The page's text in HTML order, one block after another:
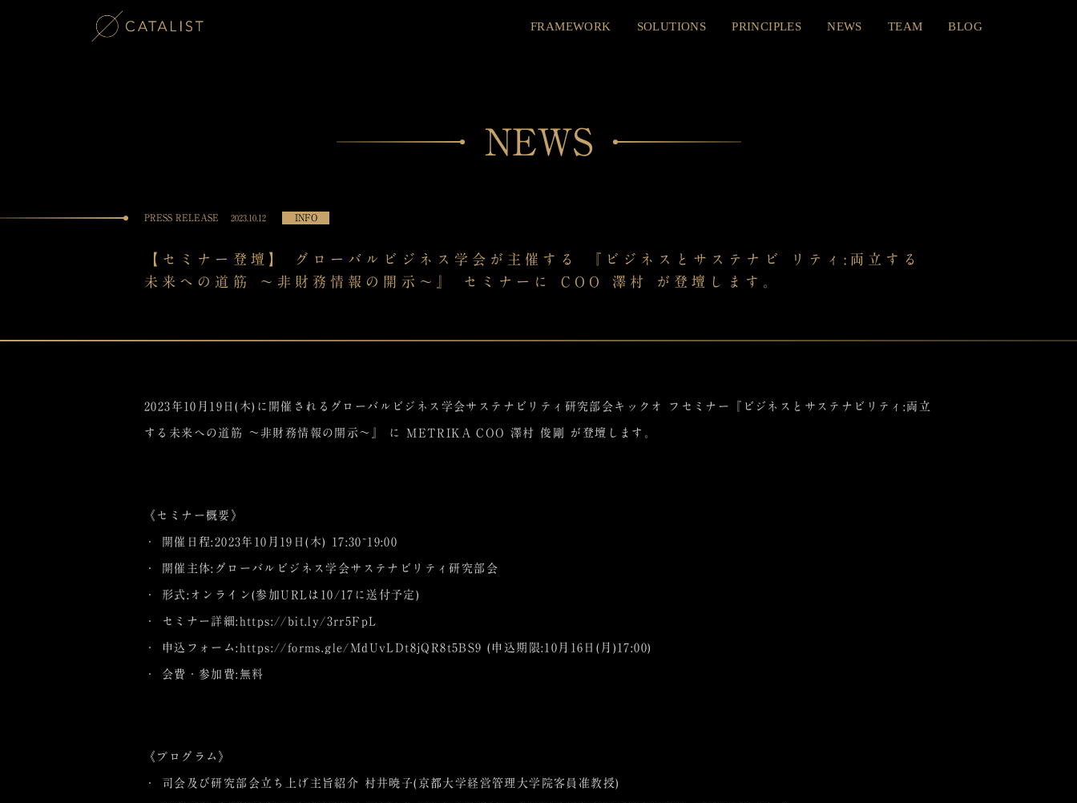
FRAMEWORK SOLUTIONS PRINCIPLES NEWS TEAM BLOG
NEWS
PRESS RELEASE 2023.10.12 INFO
【セミナー登壇】 グローバルビジネス学会が主催する 『ビジネスとサステナビ リティ:両立する
未来への道筋 〜非財務情報の開示〜』 セミナーに COO 澤村 が登壇します。
2023年10月19日(木)に開催されるグローバルビジネス学会サステナビリティ研究部会キックオ フセミナー『ビジネスとサステナビリティ:両立
する未来への道筋 〜非財務情報の開示〜』 に METRIKA COO 澤村 俊剛 が登壇します。
《セミナー概要》
・ 開催日程:2023年10月19日(木) 17:30~19:00
・ 開催主体:グローバルビジネス学会サステナビリティ研究部会
・ 形式:オンライン(参加URLは10/17に送付予定)
・ セミナー詳細: https://bit.ly/3rr5FpL
・ 申込フォーム: https://forms.gle/MdUvLDt8jQR8t5BS9 (申込期限:10月16日(月)17:00)
・ 会費・参加費:無料
《プログラム》
・ 司会及び研究部会立ち上げ主旨紹介 村井暁子(京都大学経営管理大学院客員准教授)